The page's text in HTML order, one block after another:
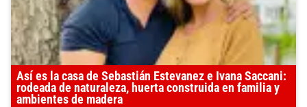
Así es la casa de Sebastián Estevanez e Ivana Saccani:
rodeada de naturaleza, huerta construida en familia y
ambientes de madera